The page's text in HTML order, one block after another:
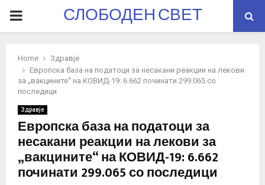
PRIMARYСЛОБОДЕН СВЕТ
Home
Здравје
Европска база на податоци за несакани реакции на лекови
за „вакцините“ на КОВИД-19: 6.662 починати 299.065 со
последици
Здравје
Европска база на податоци за
несакани реакции на лекови за
„вакцините“ на КОВИД-19: 6.662
починати 299.065 со последици